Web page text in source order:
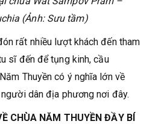
(Ảnh: Sưu tầm)
rất nhiều lượt khách đến tham
sĩ đến để tụng kinh, cầu
Thuyền có ý nghĩa lớn về
dân địa phương nơi đây.
CHÙA NĂM THUYỀN ĐẦY BÍ